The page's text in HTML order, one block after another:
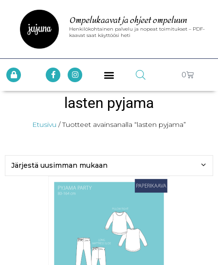
Ompelukaavat ja ohjeet ompeluun
Henkilökohtainen palvelu ja nopeat toimitukset – PDF-
kaavat saat käyttöösi heti
0
lasten pyjama
Etusivu / Tuotteet avainsanalla “lasten pyjama”